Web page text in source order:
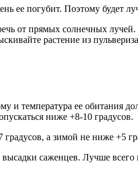
ее погубит. Поэтому будет
от прямых солнечных
растение из
и температура ее обитания
ниже +8-10 градусов.
а зимой не ниже +5
саженцев. Лучше